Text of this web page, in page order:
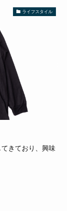
ライフスタイル
きており、興味